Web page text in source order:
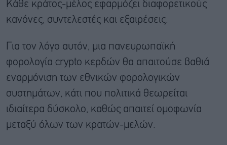
Κάθε κράτος-μέλος εφαρμόζει διαφορετικούς
κανόνες, συντελεστές και εξαιρέσεις.
Για τον λόγο αυτόν, μια πανευρωπαϊκή
φορολογία crypto κερδών θα απαιτούσε βαθιά
εναρμόνιση των εθνικών φορολογικών
συστημάτων, κάτι που πολιτικά θεωρείται
ιδιαίτερα δύσκολο, καθώς απαιτεί ομοφωνία
μεταξύ όλων των κρατών-μελών.